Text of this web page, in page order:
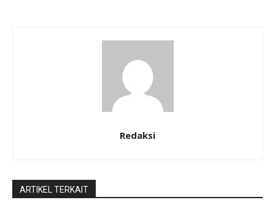
Redaksi
ARTIKEL TERKAIT